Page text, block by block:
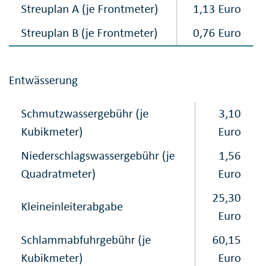
Streuplan A (je Frontmeter)
1,13 Euro
Streuplan B (je Frontmeter)
0,76 Euro
Entwässerung
Schmutzwassergebühr (je
Kubikmeter)
3,10
Euro
Niederschlagswasser​gebühr (je
Quadratmeter)
1,56
Euro
Kleineinleiterabgabe
25,30
Euro
Schlammabfuhrgebühr (je
Kubikmeter)
60,15
Euro